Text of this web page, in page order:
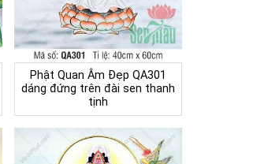
Phật Quan Âm Đẹp QA301
dáng đứng trên đài sen thanh
tịnh